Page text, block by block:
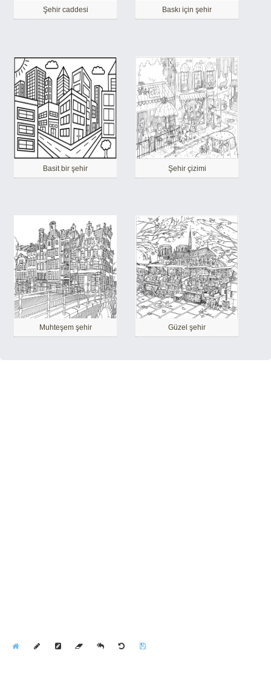
Şehir caddesi Baskı için şehir
Basit bir şehir Şehir çizimi
Muhteşem şehir Güzel şehir